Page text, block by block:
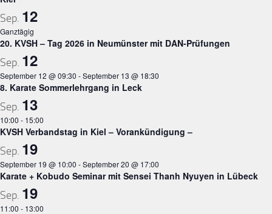
Sep. 12
Ganztägig
20. KVSH – Tag 2026 in Neumünster mit DAN-Prüfungen
Sep. 12
September 12 @ 09:30 -September 13 @ 18:30
8. Karate Sommerlehrgang in Leck
Sep. 13
10:00 - 15:00
KVSH Verbandstag in Kiel – Vorankündigung –
Sep. 19
September 19 @ 10:00 -September 20 @ 17:00
Karate + Kobudo Seminar mit Sensei Thanh Nyuyen in Lübeck
Sep. 19
11:00 - 13:00